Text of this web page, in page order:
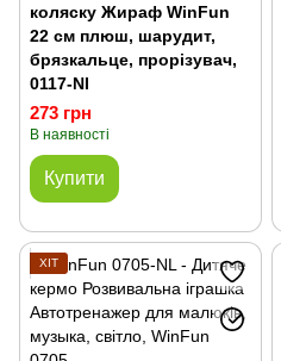
коляску Жираф WinFun
22 см плюш, шарудит,
брязкальце, прорізувач,
0117-NI
273 грн
В наявності
Купити
ХІТ